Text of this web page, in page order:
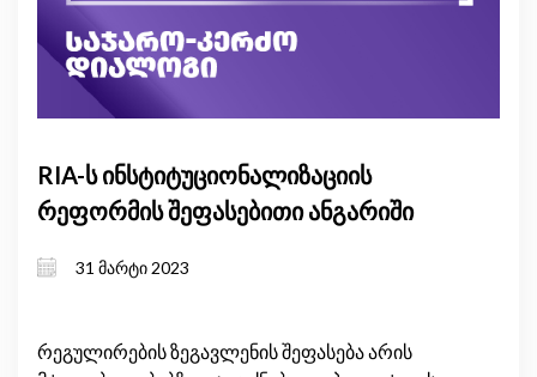
RIA-ს ინსტიტუციონალიზაციის
რეფორმის შეფასებითი ანგარიში
31 მარტი 2023
რეგულირების ზეგავლენის შეფასება არის